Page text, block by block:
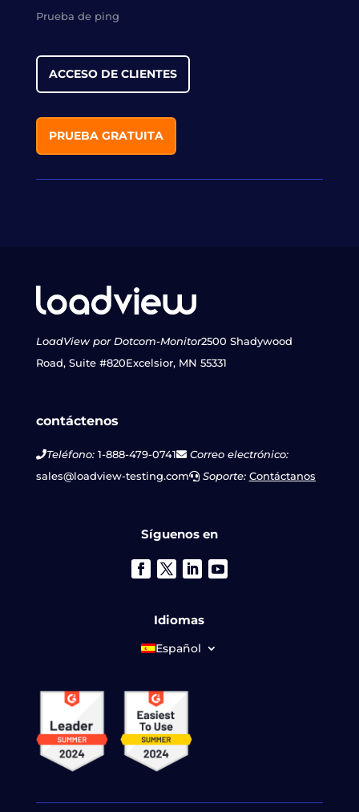
Prueba de ping
ACCESO DE CLIENTES
PRUEBA GRATUITA
LoadView por Dotcom-Monitor2500 Shadywood
Road, Suite #820Excelsior, MN 55331
contáctenos
Teléfono:1-888-479-0741
Correo electrónico:
sales@loadview-testing.com
Soporte: Contáctanos
Síguenos en
Idiomas
Español